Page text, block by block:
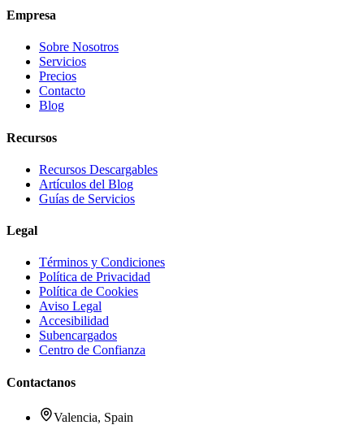
Empresa
Sobre Nosotros
Servicios
Precios
Contacto
Blog
Recursos
Recursos Descargables
Artículos del Blog
Guías de Servicios
Legal
Términos y Condiciones
Política de Privacidad
Política de Cookies
Aviso Legal
Accesibilidad
Subencargados
Centro de Confianza
Contactanos
Valencia, Spain